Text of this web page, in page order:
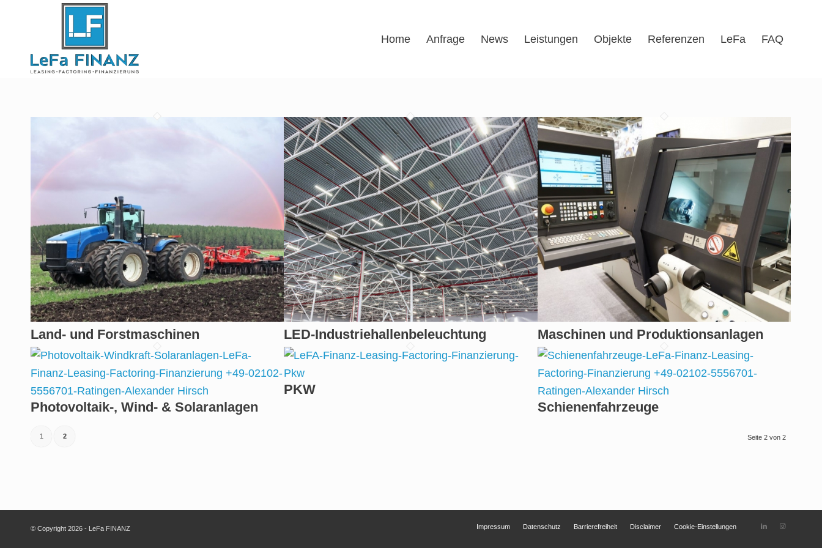
Home Anfrage News Leistungen Objekte Referenzen LeFa FAQ
Land- und Forstmaschinen LED-Industriehallenbeleuchtung Maschinen und Produktionsanlagen
Photovoltaik-, Wind- & Solaranlagen
PKW
Schienenfahrzeuge
Seite 2 von 2
1 2
© Copyright 2026 - LeFa FINANZ Impressum Datenschutz Barrierefreiheit Disclaimer Cookie-Einstellungen